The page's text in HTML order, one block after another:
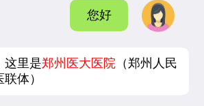
您好
这里是郑州医大医院 （郑州人民
体）